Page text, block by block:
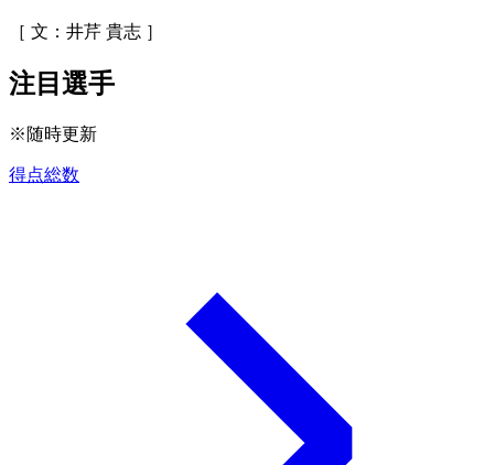
［ 文：井芹 貴志 ］
注目選手
※随時更新
得点総数